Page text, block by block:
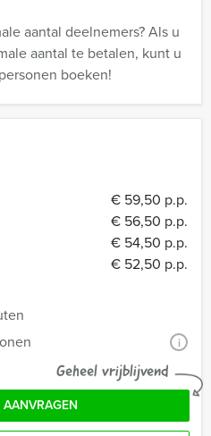
€ 59,50 p.p.
€ 56,50 p.p.
€ 54,50 p.p.
€ 52,50 p.p.
i
Geheel vrijblijvend
aantal deelnemers? Als u
aantal te betalen, kunt u
boeken!